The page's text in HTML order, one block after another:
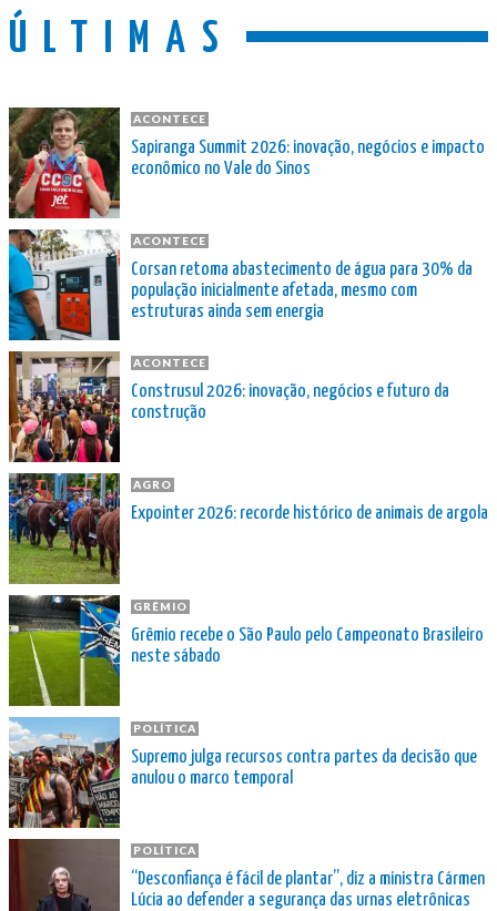
ÚLTIMAS
ACONTECE
Sapiranga Summit 2026: inovação, negócios e impacto
econômico no Vale do Sinos
ACONTECE
Corsan retoma abastecimento de água para 30% da
população inicialmente afetada, mesmo com
estruturas ainda sem energia
ACONTECE
Construsul 2026: inovação, negócios e futuro da
construção
AGRO
Expointer 2026: recorde histórico de animais de argola
GRÊMIO
Grêmio recebe o São Paulo pelo Campeonato Brasileiro
neste sábado
POLÍTICA
Supremo julga recursos contra partes da decisão que
anulou o marco temporal
POLÍTICA
“Desconfiança é fácil de plantar”, diz a ministra Cármen
Lúcia ao defender a segurança das urnas eletrônicas